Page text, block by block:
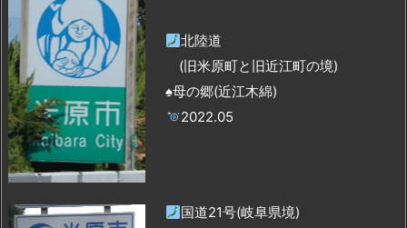
北陸道
(旧米原町と旧近江町の境)
♠母の郷(近江木綿)
2022.05
国道21号(岐阜県境)